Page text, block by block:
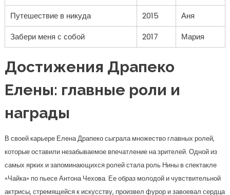
Путешествие в никуда
2015
Аня
Забери меня с собой
2017 Мария
Достижения Драпеко
Елены: главные роли и
награды
В своей карьере Елена Драпеко сыграла множество главных ролей,
которые оставили незабываемое впечатление на зрителей. Одной из
самых ярких и запоминающихся ролей стала роль Нины в спектакле
«Чайка» по пьесе Антона Чехова. Ее образ молодой и чувствительной
актрисы, стремящейся к искусству, произвел фурор и завоевал сердца